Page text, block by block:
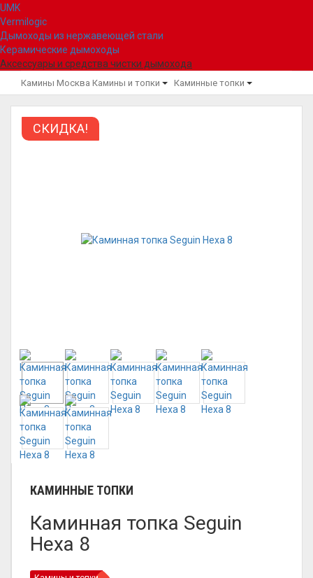
UMK
Vermilogic
Дымоходы из нержавеющей стали
Керамические дымоходы
Аксессуары и средства чистки дымохода
Камины Москва Камины и топки Каминные топки
СКИДКА!
КАМИННЫЕ ТОПКИ
Каминная топка Seguin
Hexa 8